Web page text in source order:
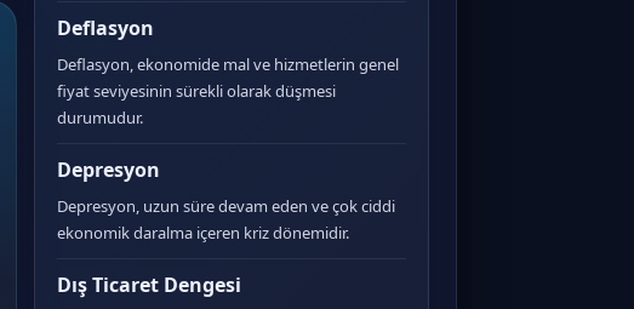
Deflasyon
Deflasyon, ekonomide mal ve hizmetlerin genel
fiyat seviyesinin sürekli olarak düşmesi
durumudur.
Depresyon
Depresyon, uzun süre devam eden ve çok ciddi
ekonomik daralma içeren kriz dönemidir.
Dış Ticaret Dengesi